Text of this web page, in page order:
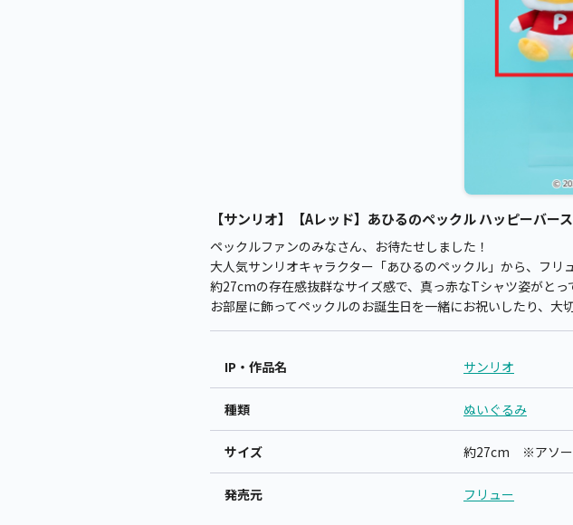
【サンリオ】【Aレッド】あひるのペックル ハッピーバ
ペックルファンのみなさん、お待たせしました！
大人気サンリオキャラクター「あひるのペックル」から、フリ
約27cmの存在感抜群なサイズ感で、真っ赤なTシャツ姿がとっ
お部屋に飾ってペックルのお誕生日を一緒にお祝いしたり、大
IP・作品名 サンリオ
種類 ぬいぐるみ
サイズ 約27cm ※アソー
発売元 フリュー